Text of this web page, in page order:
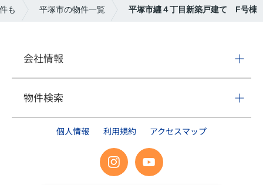
も 平塚市の物件一覧 平塚市纒４丁目新築戸建て F号棟
会社情報
物件検索
個人情報 利用規約 アクセスマップ